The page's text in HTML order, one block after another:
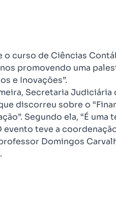
curso de Ciências
promovendo uma
e Inovações”.
Secretaria Judiciária
discorreu sobre o
Segundo ela, “É uma
evento teve a
Domingos